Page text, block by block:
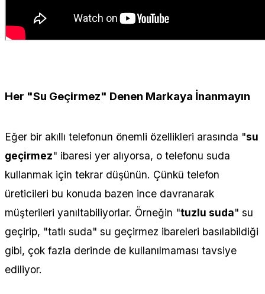
Her "Su Geçirmez" Denen Markaya İnanmayın
Eğer bir akıllı telefonun önemli özellikleri arasında "su
geçirmez" ibaresi yer alıyorsa, o telefonu suda
kullanmak için tekrar düşünün. Çünkü telefon
üreticileri bu konuda bazen ince davranarak
müşterileri yanıltabiliyorlar. Örneğin "tuzlu suda" su
geçirip, "tatlı suda" su geçirmez ibareleri basılabildiği
gibi, çok fazla derinde de kullanılmaması tavsiye
ediliyor.